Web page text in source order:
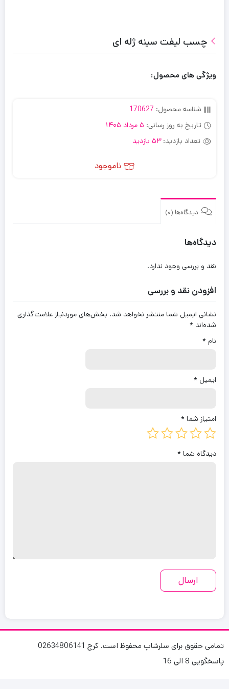
چسب لیفت سینه ژله ای
ویژگی های محصول:
شناسه محصول: 170627
تاریخ به روز رسانی: 5 مرداد 1405
تعداد بازدید:53 بازدید
ناموجود
دیدگاه‌ها (0)
دیدگاه‌ها
نقد و بررسی وجود ندارد.
افزودن نقد و بررسی
نشانی ایمیل شما منتشر نخواهد شد. بخش‌های موردنیاز علامت‌گذاری
شده‌اند *
نام *
ایمیل *
امتیاز شما *
دیدگاه شما *
تمامی حقوق برای سلرشاپ محفوظ است. کرج 02634806141
پاسخگویی 8 الی 16